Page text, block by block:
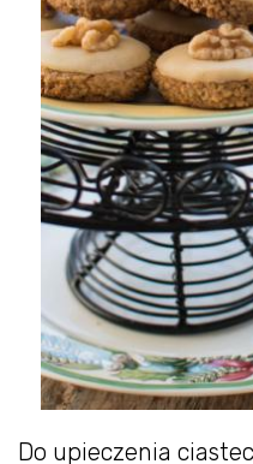
Do upieczenia